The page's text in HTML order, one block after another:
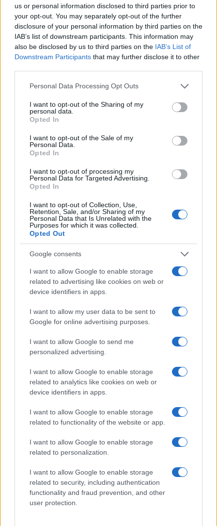
us or personal information disclosed to third parties prior to
your opt-out. You may separately opt-out of the further
disclosure of your personal information by third parties on the
IAB’s list of downstream participants. This information may
also be disclosed by us to third parties on the IAB’s List of
Downstream Participants that may further disclose it to other
Please note that this website/app uses one or more Google
not limited to your visit or usage behaviour. You may click to
grant or deny consent to Google and its third-party tags to
use your data for below specified purposes in below Google
consent section.
Personal Data Processing Opt Outs
I want to opt-out of the Sharing of my
personal data.
Opted In
I want to opt-out of the Sale of my
Personal Data.
Opted In
I want to opt-out of processing my
Personal Data for Targeted Advertising.
Opted In
I want to opt-out of Collection, Use,
Retention, Sale, and/or Sharing of my
Personal Data that Is Unrelated with the
Purposes for which it was collected.
Opted Out
Google consents
I want to allow Google to enable storage
related to advertising like cookies on web or
device identifiers in apps.
I want to allow my user data to be sent to
Google for online advertising purposes.
I want to allow Google to send me
personalized advertising.
I want to allow Google to enable storage
related to analytics like cookies on web or
device identifiers in apps.
I want to allow Google to enable storage
related to functionality of the website or app.
I want to allow Google to enable storage
related to personalization.
I want to allow Google to enable storage
related to security, including authentication
functionality and fraud prevention, and other
user protection.
Aguacate en la cocina: 10 recetas rápidas y deliciosas
POSTRES
Dominar las bases de los postres: cremas, siropes y
texturas
MÁS LEÍDOS
Cómo hacer sushi de oreo: ingredientes y preparación
Emulsiones perfectas y control de temperatura para
Cómo preparar arroz con leche sedoso con
proporciones perfectas y aromas irresistibles
Día mundial de la tarta de queso 2026: recetas y
curiosidades
Dominar las bases de los postres: cremas, siropes y
texturas